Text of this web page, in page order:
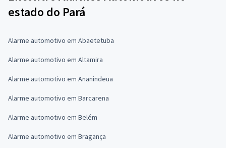
estado do Pará
Alarme automotivo em Abaetetuba
Alarme automotivo em Altamira
Alarme automotivo em Ananindeua
Alarme automotivo em Barcarena
Alarme automotivo em Belém
Alarme automotivo em Bragança